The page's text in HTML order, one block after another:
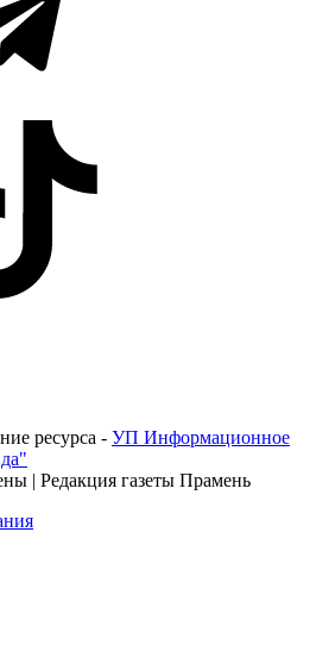
ресурса - УП Информационное
| Редакция газеты Прамень